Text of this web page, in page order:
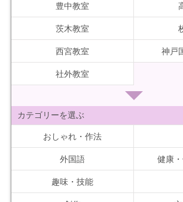
豊中教室
茨木教室
西宮教室 神戸
社外教室
カテゴリーを選ぶ
おしゃれ・作法
外国語 健康
趣味・技能